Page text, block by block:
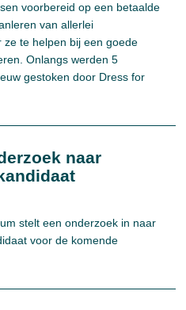
voorbereid op een betaalde
van allerlei
te helpen bij een goede
Onlangs werden 5
gestoken door Dress for
naar
stelt een onderzoek in naar
voor de komende